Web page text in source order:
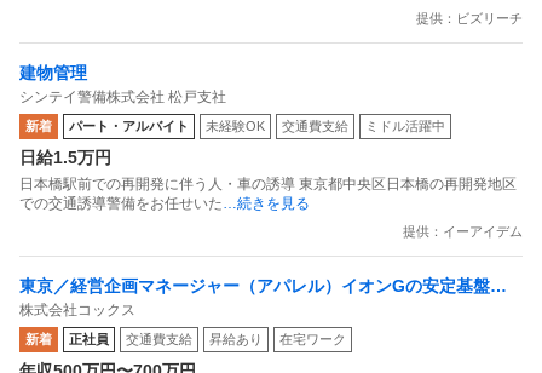
提供：ビズリーチ
建物管理
シンテイ警備株式会社 松戸支社
新着 パート・アルバイト 未経験OK 交通費支給 ミドル活躍中
日給1.5万円
日本橋駅前での再開発に伴う人・車の誘導 東京都中央区日本橋の再開発地区
での交通誘導警備をお任せいた …続きを見る
提供：イーアイデム
東京／経営企画マネージャー（アパレル）イオンGの安定基盤／
面接1回／即入社歓迎
株式会社コックス
新着 正社員 交通費支給 昇給あり 在宅ワーク